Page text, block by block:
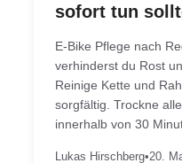
sofort tun
E-Bike Pflege nach
verhinderst du Rost
Reinige Kette und
sorgfältig. Trockne
innerhalb von 30
Lukas Hirschberg•20.